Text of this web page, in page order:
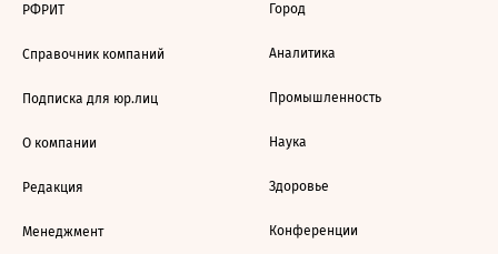
РФРИТ
Справочник компаний
Подписка для юр.лиц
О компании
Редакция
Менеджмент
Город
Аналитика
Промышленность
Наука
Здоровье
Конференции